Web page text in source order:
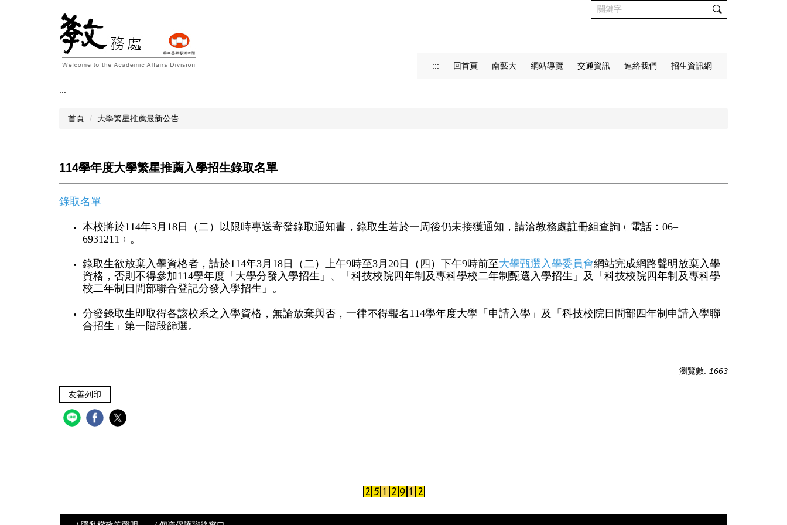
::: 回首頁 南藝大 網站導覽 交通資訊 連絡我們 招生資訊網
:::
首頁 大學繁星推薦最新公告
114學年度大學繁星推薦入學招生錄取名單
錄取名單
本校將於114年3 月 18日（二）以限時專送寄發錄取通知書，錄取生若於一周後仍未接獲通知，請洽教務處註冊組查詢﹙電話： 06–
6931211 ﹚。
錄取生欲放棄入學資格者，請於114年3月 18 日（二）上午9時至3月 20 日（四）下午9時前至大學甄選入學委員會網站完成網路聲明放棄入學
資格，否則不得參加114學年度「大學分發入學招生」、「科技校院四年制及專科學校二年制甄選入學招生」及「科技校院四年制及專科學
校二年制日間部聯合登記分發入學招生」。
分發錄取生即取得各該校系之入學資格，無論放棄與否，一律不得報名 114學年度大學「申請入學」及「科技校院日間部四年制申請入學聯
合招生」第一階段篩選。
瀏覽數: 1663
友善列印